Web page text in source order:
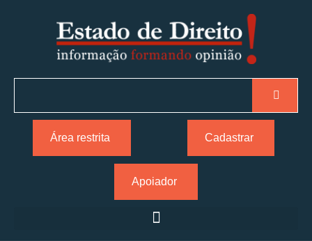
Área restrita Cadastrar
Apoiador